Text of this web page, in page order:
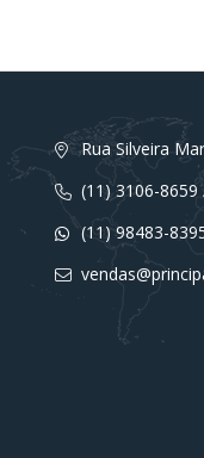
Rua Silveira
(11) 3106-
(11) 98483-